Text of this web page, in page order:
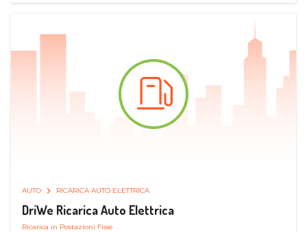
AUTO RICARICA AUTO ELETTRICA
DriWe Ricarica Auto Elettrica
Ricarica in Postazioni Fisse